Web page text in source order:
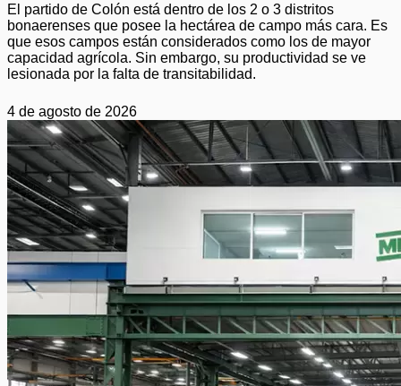
El partido de Colón está dentro de los 2 o 3 distritos
bonaerenses que posee la hectárea de campo más cara. Es
que esos campos están considerados como los de mayor
capacidad agrícola. Sin embargo, su productividad se ve
lesionada por la falta de transitabilidad.
4 de agosto de 2026